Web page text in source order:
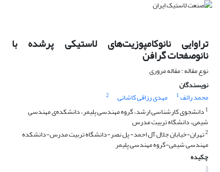
تراوایی نانوکامپوزیت‌های لاستیکی پرشده با
نانوصفحات گرافن
نوع مقاله : مقاله مروری
نویسندگان
محمد رائف1 مهدی رزاقی کاشانی
2
1 دانشجوی کارشناسی ارشد، گروه مهندسی پلیمر، دانشکده‌ی مهندسی
شیمی، دانشگاه تربیت مدرس
2تهران-خیابان جلال آل احمد- پل نصر-دانشگاه تربیت مدرس-دانشکده
مهندسی شیمی-گروه مهندسی پلیمر
چکیده